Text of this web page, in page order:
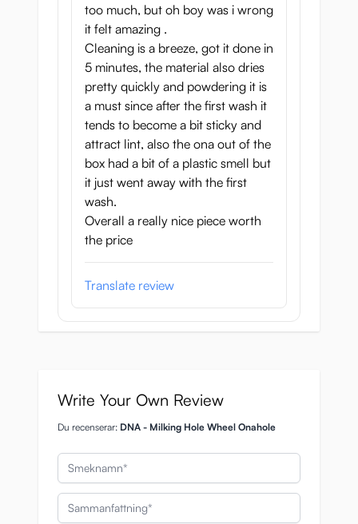
Sammanfattning för
Milking Wheel Onahole
Milking Wheels mjuka material och interiör
gör att den är perfekt för längre sessioner
där du kan variera stimulansen genom att
röra och rotera på olika sätt.
Lösvaginans längd: 15 cm
Lösvaginans bredd: 6.5 cm
Lösvaginans vikt: 345 g
Tillverkad i Japan
too much, but oh boy was i wrong
it felt amazing .
Cleaning is a breeze, got it done in
5 minutes, the material also dries
pretty quickly and powdering it is
a must since after the first wash it
tends to become a bit sticky and
attract lint, also the ona out of the
box had a bit of a plastic smell but
it just went away with the first
wash.
Overall a really nice piece worth
the price
Translate review
Write Your Own Review
Du recenserar: DNA - Milking Hole Wheel Onahole
Smeknamn
Sammanfattning